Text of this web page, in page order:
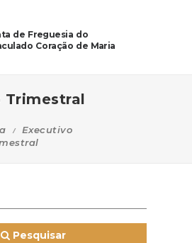
de Freguesia do
Coração de Maria
Trimestral
Executivo
Pesquisar